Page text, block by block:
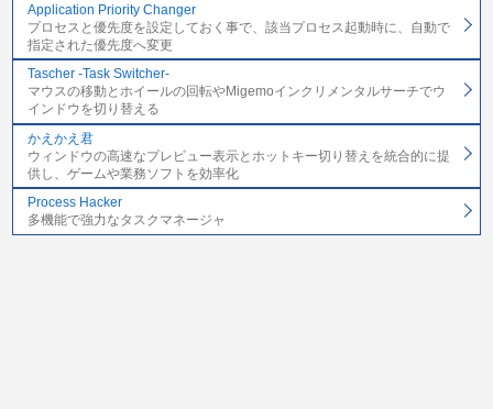
Application Priority Changer
プロセスと優先度を設定しておく事で、該当プロセス起動時に、自動で
指定された優先度へ変更
Tascher -Task Switcher-
マウスの移動とホイールの回転やMigemoインクリメンタルサーチでウ
インドウを切り替える
かえかえ君
ウィンドウの高速なプレビュー表示とホットキー切り替えを統合的に提
供し、ゲームや業務ソフトを効率化
Process Hacker
多機能で強力なタスクマネージャ